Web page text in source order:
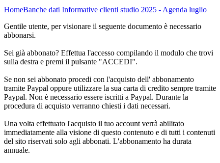
HomeBanche dati Informative clienti studio 2025 - Agenda luglio
Gentile utente, per visionare il seguente documento è necessario
abbonarsi.
Sei già abbonato? Effettua l'accesso compilando il modulo che trovi
sulla destra e premi il pulsante "ACCEDI".
Se non sei abbonato procedi con l'acquisto dell' abbonamento
tramite Paypal oppure utilizzare la sua carta di credito sempre tramite
Paypal. Non è necessario essere iscritti a Paypal. Durante la
procedura di acquisto verranno chiesti i dati necessari.
Una volta effettuato l'acquisto il tuo account verrà abilitato
immediatamente alla visione di questo contenuto e di tutti i contenuti
del sito riservati solo agli abbonati. L'abbonamento ha durata
annuale.